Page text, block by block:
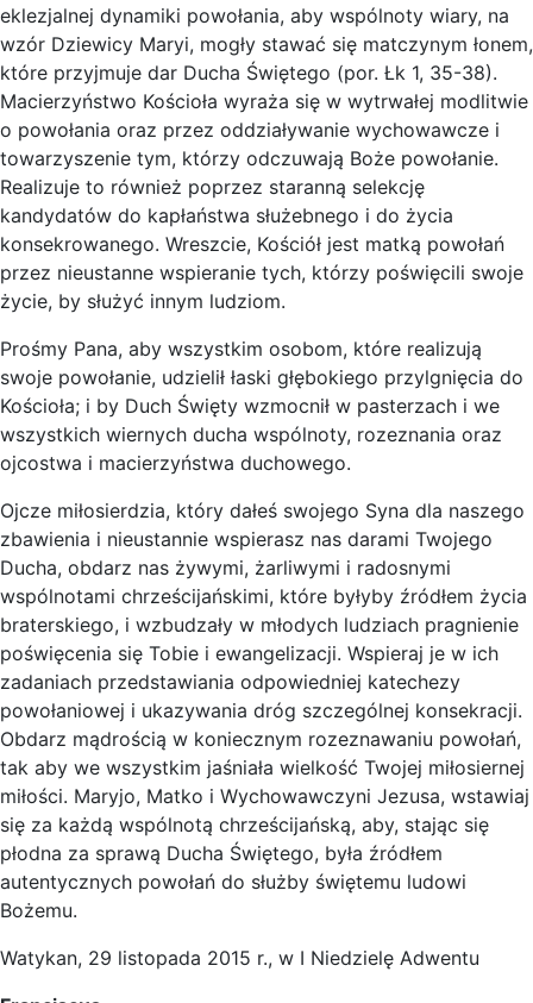
eklezjalnej dynamiki powołania, aby wspólnoty wiary, na
wzór Dziewicy Maryi, mogły stawać się matczynym łonem,
które przyjmuje dar Ducha Świętego (por. Łk 1, 35-38).
Macierzyństwo Kościoła wyraża się w wytrwałej modlitwie
o powołania oraz przez oddziaływanie wychowawcze i
towarzyszenie tym, którzy odczuwają Boże powołanie.
Realizuje to również poprzez staranną selekcję
kandydatów do kapłaństwa służebnego i do życia
konsekrowanego. Wreszcie, Kościół jest matką powołań
przez nieustanne wspieranie tych, którzy poświęcili swoje
życie, by służyć innym ludziom.
Prośmy Pana, aby wszystkim osobom, które realizują
swoje powołanie, udzielił łaski głębokiego przylgnięcia do
Kościoła; i by Duch Święty wzmocnił w pasterzach i we
wszystkich wiernych ducha wspólnoty, rozeznania oraz
ojcostwa i macierzyństwa duchowego.
Ojcze miłosierdzia, który dałeś swojego Syna dla naszego
zbawienia i nieustannie wspierasz nas darami Twojego
Ducha, obdarz nas żywymi, żarliwymi i radosnymi
wspólnotami chrześcijańskimi, które byłyby źródłem życia
braterskiego, i wzbudzały w młodych ludziach pragnienie
poświęcenia się Tobie i ewangelizacji. Wspieraj je w ich
zadaniach przedstawiania odpowiedniej katechezy
powołaniowej i ukazywania dróg szczególnej konsekracji.
Obdarz mądrością w koniecznym rozeznawaniu powołań,
tak aby we wszystkim jaśniała wielkość Twojej miłosiernej
miłości. Maryjo, Matko i Wychowawczyni Jezusa, wstawiaj
się za każdą wspólnotą chrześcijańską, aby, stając się
płodna za sprawą Ducha Świętego, była źródłem
autentycznych powołań do służby świętemu ludowi
Bożemu.
Watykan, 29 listopada 2015 r., w I Niedzielę Adwentu